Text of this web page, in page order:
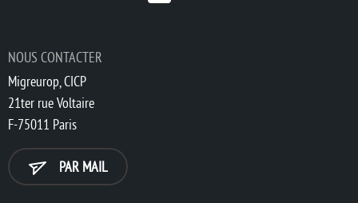
NOUS CONTACTER
Migreurop, CICP
21ter rue Voltaire
F-75011 Paris
PAR MAIL